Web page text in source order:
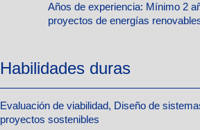
Años de experiencia: Mínimo 2
proyectos de energías
Habilidades duras
Evaluación de viabilidad, Diseño de
proyectos sostenibles